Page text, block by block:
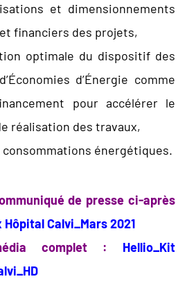
et dimensionnements
financiers des projets,
optimale du dispositif des
d’Énergie comme
pour accélérer le
réalisation des travaux,
consommations énergétiques.
de presse ci-après
Hôpital Calvi_Mars 2021
complet : Hellio_Kit